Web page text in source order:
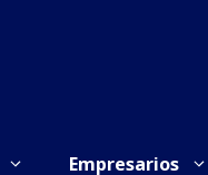
Empresarios